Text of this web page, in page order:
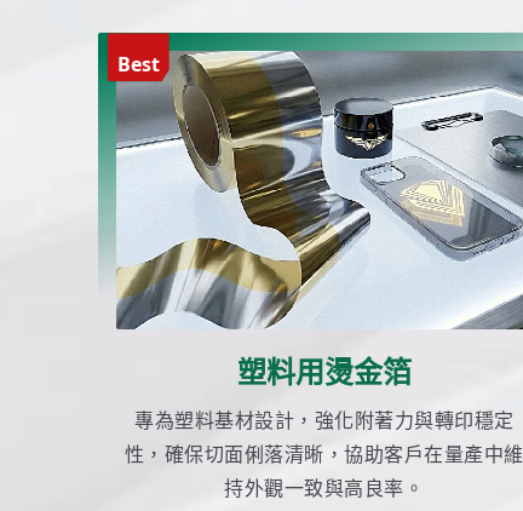
Best
塑料用燙金箔
專為塑料基材設計，強化附著力與轉印穩定
性，確保切面俐落清晰，協助客戶在量產中維
持外觀一致與高良率。